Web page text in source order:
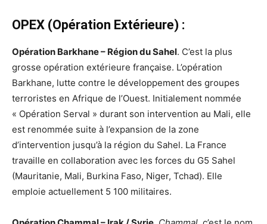
OPEX (Opération Extérieure) :
Opération Barkhane – Région du Sahel. C’est la plus
grosse opération extérieure française. L’opération
Barkhane, lutte contre le développement des groupes
terroristes en Afrique de l’Ouest. Initialement nommée
« Opération Serval » durant son intervention au Mali, elle
est renommée suite à l’expansion de la zone
d’intervention jusqu’à la région du Sahel. La France
travaille en collaboration avec les forces du G5 Sahel
(Mauritanie, Mali, Burkina Faso, Niger, Tchad). Elle
emploie actuellement 5 100 militaires.